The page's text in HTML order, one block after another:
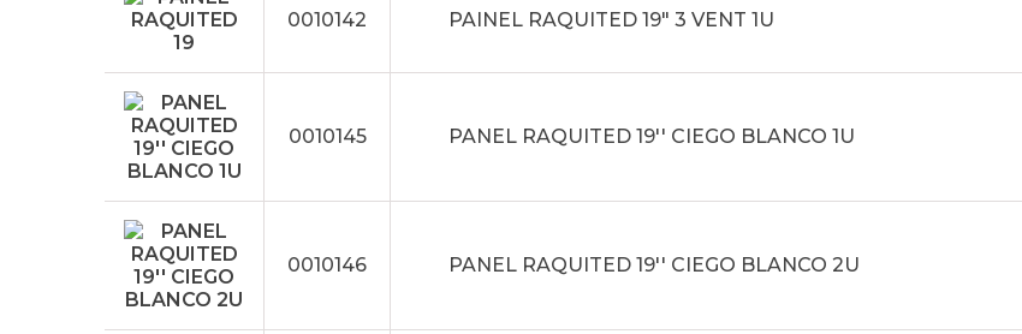
0010142 PAINEL RAQUITED 19" 3 VENT 1U
0010145 PANEL RAQUITED 19'' CIEGO BLANCO 1U
0010146 PANEL RAQUITED 19'' CIEGO BLANCO 2U